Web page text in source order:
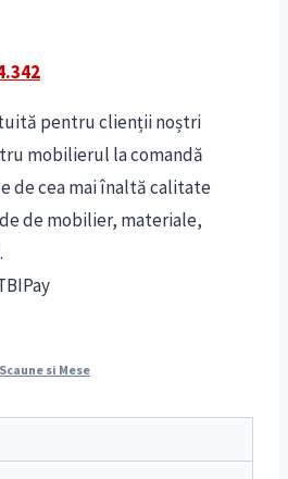
pentru clienții noștri
mobilierul la comandă
de cea mai înaltă calitate
de mobilier, materiale,
Scaune si Mese